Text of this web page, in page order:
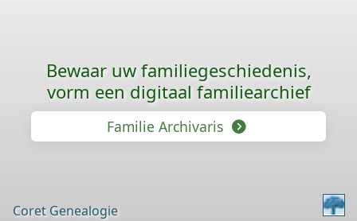
Bewaar uw familie­geschiedenis,
vorm een digitaal familiearchief
Familie Archivaris
Coret Genealogie